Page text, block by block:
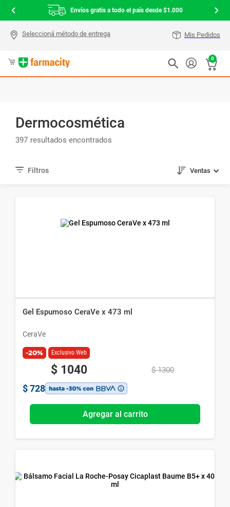
Envíos gratis a todo el país desde $1.000
Mis Pedidos
0
Dermocosmética
397
Ventas
Gel Espumoso CeraVe x 473 ml
CeraVe
-20% Exclusivo Web
$ 1040 $ 1300
$ 728
Agregar al carrito